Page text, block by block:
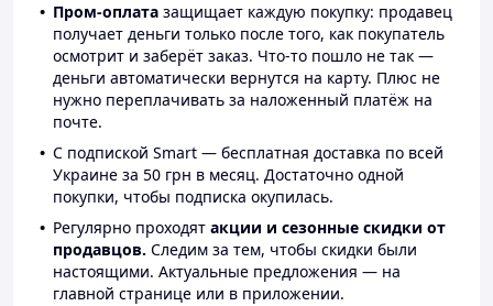
Пром-оплата защищает каждую покупку: продавец
получает деньги только после того, как покупатель
осмотрит и заберёт заказ. Что-то пошло не так —
деньги автоматически вернутся на карту. Плюс не
нужно переплачивать за наложенный платёж на
почте.
С подпиской Smart — бесплатная доставка по всей
Украине за 50 грн в месяц. Достаточно одной
покупки, чтобы подписка окупилась.
Регулярно проходят акции и сезонные скидки от
продавцов. Следим за тем, чтобы скидки были
настоящими. Актуальные предложения — на
главной странице или в приложении.